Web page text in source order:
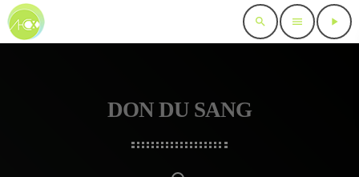
search menu play_arrow
DON DU SANG